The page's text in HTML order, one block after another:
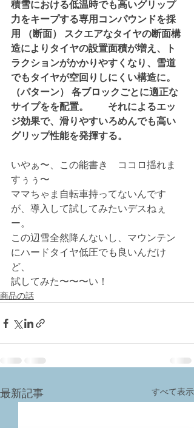
積雪における低温時でも高いグリップ
力をキープする専用コンパウンドを採
用 （断面） スクエアなタイヤの断面構
造によりタイヤの設置面積が増え、ト
ラクションがかかりやすくなり、雪道
でもタイヤが空回りしにくい構造に。
（パターン） 各ブロックごとに適正な
サイプをを配置。　　それによるエッ
ジ効果で、滑りやすいろめんでも高い
グリップ性能を発揮する。
いやぁ〜、この能書き　ココロ揺れま
すぅぅ〜
ママちゃま自転車持ってないんです
が、導入して試してみたいデスねぇ
ー。
この辺雪全然降んないし、マウンテン
にハードタイヤ低圧でも良いんだけ
ど、
試してみた〜〜〜い！
商品の話
最新記事 すべて表示